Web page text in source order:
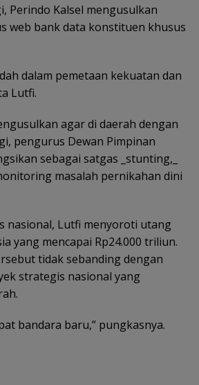
Perindo Kalsel mengusulkan
web bank data konstituen khusus
dalam pemetaan kekuatan dan
Lutfi.
agar di daerah dengan
pengurus Dewan Pimpinan
sebagai satgas _stunting,_
masalah pernikahan dini
nasional, Lutfi menyoroti utang
yang mencapai Rp24.000 triliun.
tidak sebanding dengan
strategis nasional yang
bandara baru,” pungkasnya.